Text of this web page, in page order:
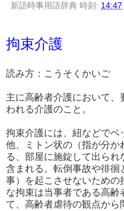
新語時事用語辞典 時刻: 14:47
拘束介護
読み方：こうそくかいご
主に高齢者介護において
われる介護のこと。
拘束介護には、紐などで
他、ミトン状の（指が分
る、部屋に施錠して出ら
含まれる。転倒事故や徘徊
事）を起こさせないための
な拘束は当事者である高齢
て、高齢者虐待の観点から